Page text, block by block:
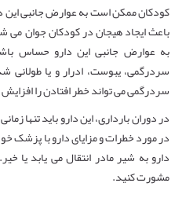
کودکان ممکن است به عوارض جانبی این
باعث ایجاد هیجان در کودکان جوان
به عوارض جانبی این دارو حساس
سردرگمی می تواند خطر افتادن را
در دوران بارداری، این دارو باید تنها
در مورد خطرات و مزایای دارو با
دارو به شیر مادر انتقال می یابد یا
مشورت کنید.